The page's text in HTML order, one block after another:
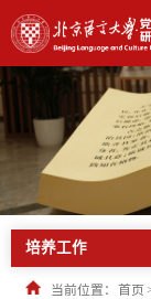
培养工作
当前位置： 首页